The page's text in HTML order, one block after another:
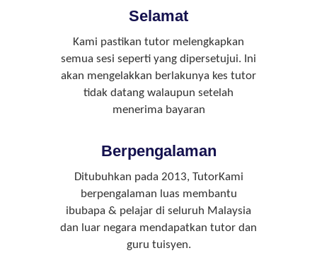
Selamat
Kami pastikan tutor melengkapkan
semua sesi seperti yang dipersetujui. Ini
akan mengelakkan berlakunya kes tutor
tidak datang walaupun setelah
menerima bayaran
Berpengalaman
Ditubuhkan pada 2013, TutorKami
berpengalaman luas membantu
ibubapa & pelajar di seluruh Malaysia
dan luar negara mendapatkan tutor dan
guru tuisyen.